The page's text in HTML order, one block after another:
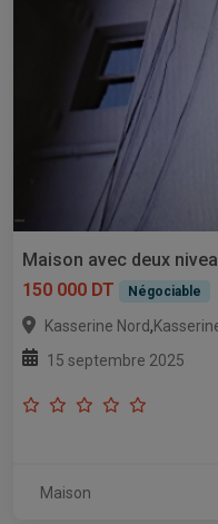
Maison avec deux
150 000 DT
Négociable
Kasserine Nord,
15 septembre 2025
Maison